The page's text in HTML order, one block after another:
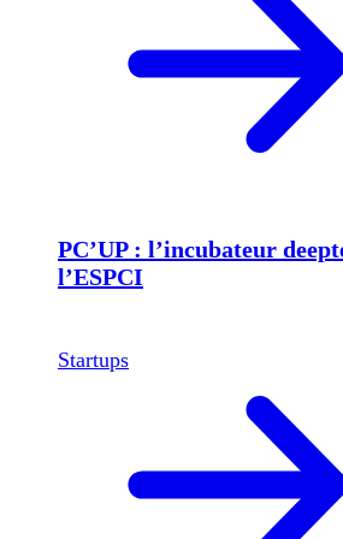
PC’UP : l’incubateur
l’ESPCI
Startups